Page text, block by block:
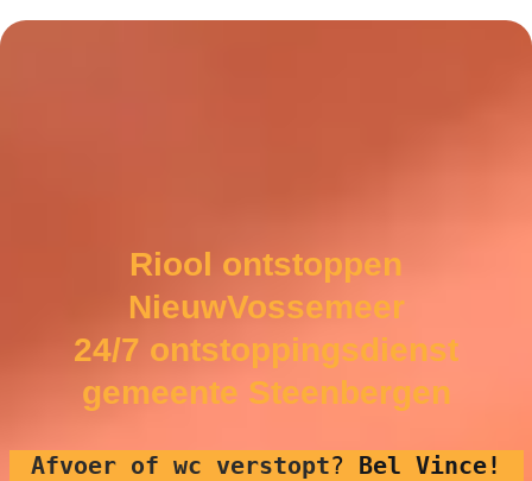
Riool ontstoppen
NieuwVossemeer
24/7 ontstoppingsdienst
gemeente Steenbergen
Afvoer of wc verstopt? Bel Vince!